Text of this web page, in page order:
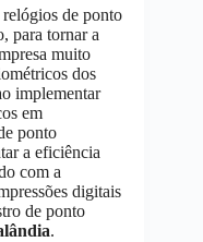
relógios de ponto
para tornar a
muito
dos
implementar
em
ponto
a eficiência
com a
digitais
de ponto
.